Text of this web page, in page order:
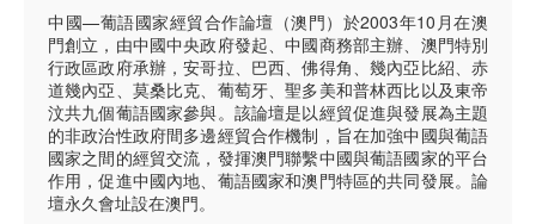
中國—葡語國家經貿合作論壇（澳門）於2003年10月在澳
門創立，由中國中央政府發起、中國商務部主辦、澳門特別
行政區政府承辦，安哥拉、巴西、佛得角、幾內亞比紹、赤
道幾內亞、莫桑比克、葡萄牙、聖多美和普林西比以及東帝
汶共九個葡語國家參與。該論壇是以經貿促進與發展為主題
的非政治性政府間多邊經貿合作機制，旨在加強中國與葡語
國家之間的經貿交流，發揮澳門聯繫中國與葡語國家的平台
作用，促進中國內地、葡語國家和澳門特區的共同發展。論
壇永久會址設在澳門。